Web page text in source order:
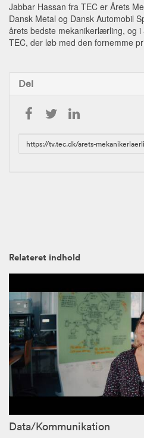
Jabbar Hassan fra TEC er Årets
Dansk Metal og Dansk Automobil
årets bedste mekanikerlærling, og
TEC, der løb med den fornemme
Del
URL
Relateret indhold
Data/Kommunikation